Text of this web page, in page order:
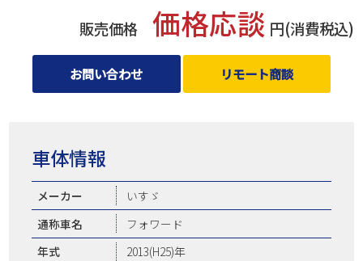
販売価格 価格応談 円(消費税込)
お問い合わせ リモート商談
車体情報
メーカー
いすゞ
通称車名
フォワード
年式
2013(H25)年